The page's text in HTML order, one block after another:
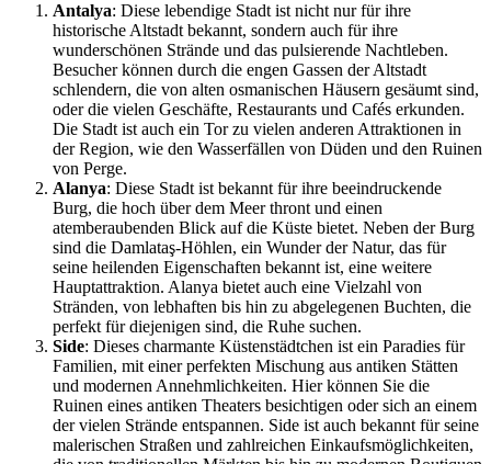
Antalya: Diese lebendige Stadt ist nicht nur für ihre
historische Altstadt bekannt, sondern auch für ihre
wunderschönen Strände und das pulsierende Nachtleben.
Besucher können durch die engen Gassen der Altstadt
schlendern, die von alten osmanischen Häusern gesäumt sind,
oder die vielen Geschäfte, Restaurants und Cafés erkunden.
Die Stadt ist auch ein Tor zu vielen anderen Attraktionen in
der Region, wie den Wasserfällen von Düden und den Ruinen
von Perge.
Alanya: Diese Stadt ist bekannt für ihre beeindruckende
Burg, die hoch über dem Meer thront und einen
atemberaubenden Blick auf die Küste bietet. Neben der Burg
sind die Damlataş-Höhlen, ein Wunder der Natur, das für
seine heilenden Eigenschaften bekannt ist, eine weitere
Hauptattraktion. Alanya bietet auch eine Vielzahl von
Stränden, von lebhaften bis hin zu abgelegenen Buchten, die
perfekt für diejenigen sind, die Ruhe suchen.
Side: Dieses charmante Küstenstädtchen ist ein Paradies für
Familien, mit einer perfekten Mischung aus antiken Stätten
und modernen Annehmlichkeiten. Hier können Sie die
Ruinen eines antiken Theaters besichtigen oder sich an einem
der vielen Strände entspannen. Side ist auch bekannt für seine
malerischen Straßen und zahlreichen Einkaufsmöglichkeiten,